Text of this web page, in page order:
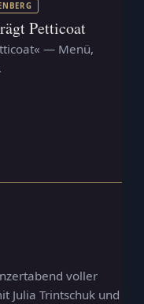
Petticoat
— Menü,
IN NEUEM TAB)
voller
Julia Trintschuk und